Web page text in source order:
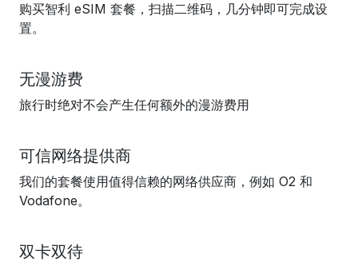
购买智利 eSIM 套餐，扫描二维码，几分钟即可完成设
置。
无漫游费
旅行时绝对不会产生任何额外的漫游费用
可信网络提供商
我们的套餐使用值得信赖的网络供应商，例如 O2 和
Vodafone。
双卡双待